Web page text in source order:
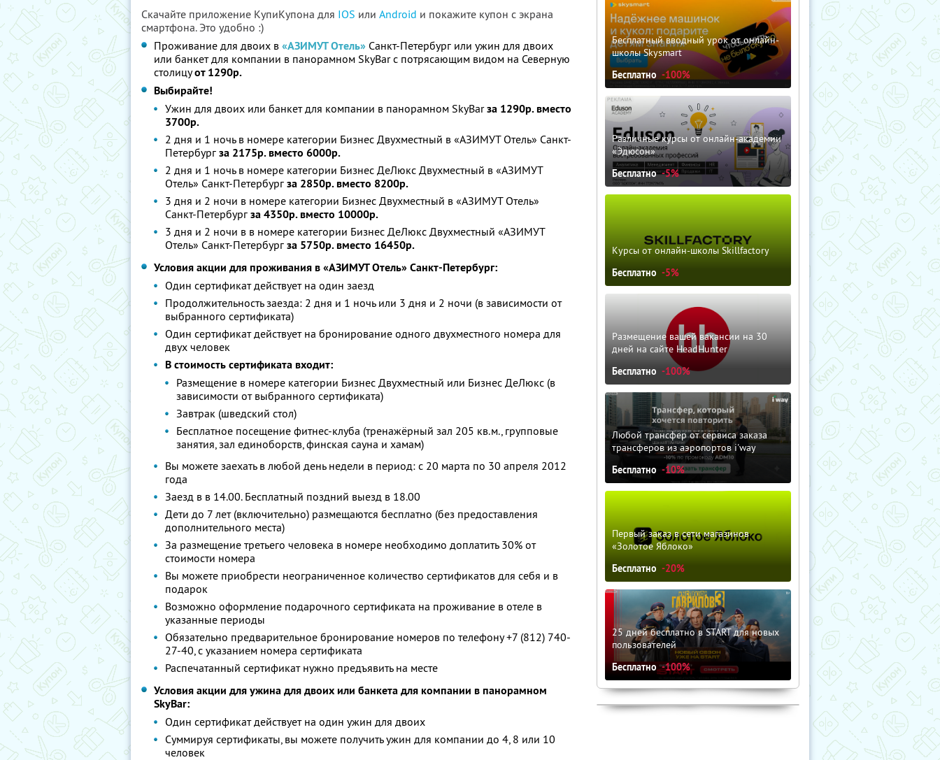
Скачайте приложение КупиКупона для IOS или Android и покажите купон с экрана
смартфона. Это удобно :)
Проживание для двоих в «АЗИМУТ Отель» Санкт-Петербург или ужин для двоих
или банкет для компании в панорамном SkyBаr с потрясающим видом на Северную
столицуот 1290р.
Выбирайте!
Ужин для двоих или банкет для компании в панорамном SkyBаrза 1290р. вместо
3700р.
2 дня и 1 ночь в номере категории Бизнес Двухместный в «АЗИМУТ Отель» Санкт-
Петербург за 2175р. вместо 6000р.
2 дня и 1 ночь в номере категории Бизнес ДеЛюкс Двухместный в «АЗИМУТ
Отель» Санкт-Петербург за 2850р. вместо 8200р.
3 дня и 2 ночи в номере категории Бизнес Двухместный в «АЗИМУТ Отель»
Санкт-Петербург за 4350р. вместо 10000р.
3 дня и 2 ночи в в номере категории Бизнес ДеЛюкс Двухместный «АЗИМУТ
Отель» Санкт-Петербург за 5750р. вместо 16450р.
Условия акции для проживания в «АЗИМУТ Отель» Санкт-Петербург:
Один сертификат действует на один заезд
Продолжительность заезда: 2 дня и 1 ночь или 3 дня и 2 ночи (в зависимости от
выбранного сертификата)
Один сертификат действует на бронирование одного двухместного номера для
двух человек
В стоимость сертификата входит:
Размещение в номере категории Бизнес Двухместный или Бизнес ДеЛюкс (в
зависимости от выбранного сертификата)
Завтрак (шведский стол)
Бесплатное посещение фитнес-клуба (тренажёрный зал 205 кв.м., групповые
занятия, зал единоборств, финская сауна и хамам)
Вы можете заехать в любой день недели в период: с 20 марта по 30 апреля 2012
года
Заезд в в 14.00. Бесплатный поздний выезд в 18.00
Дети до 7 лет (включительно) размещаются бесплатно (без предоставления
дополнительного места)
За размещение третьего человека в номере необходимо доплатить 30% от
стоимости номера
Вы можете приобрести неограниченное количество сертификатов для себя и в
подарок
Возможно оформление подарочного сертификата на проживание в отеле в
указанные периоды
Обязательно предварительное бронирование номеров по телефону +7 (812) 740-
27-40, с указанием номера сертификата
Распечатанный сертификат нужно предъявить на месте
Условия акции для ужина для двоих или банкета для компании в панорамном
SkyBаr:
Один сертификат действует на один ужин для двоих
Суммируя сертификаты, вы можете получить ужин для компании до 4, 8 или 10
человек
Бесплатный вводный урок от онлайн-
школы Skysmart
Бесплатно -100%
Различные курсы от онлайн-академии
«Эдюсон»
Бесплатно -5%
Курсы от онлайн-школы Skillfactory
Бесплатно -5%
Размещение вашей вакансии на 30
дней на сайте HeadHunter
Бесплатно -100%
Любой трансфер от сервиса заказа
трансферов из аэропортов i'way
Бесплатно -10%
Первый заказ в сети магазинов
«Золотое Яблоко»
Бесплатно -20%
25 дней бесплатно в START для новых
пользователей
Бесплатно -100%